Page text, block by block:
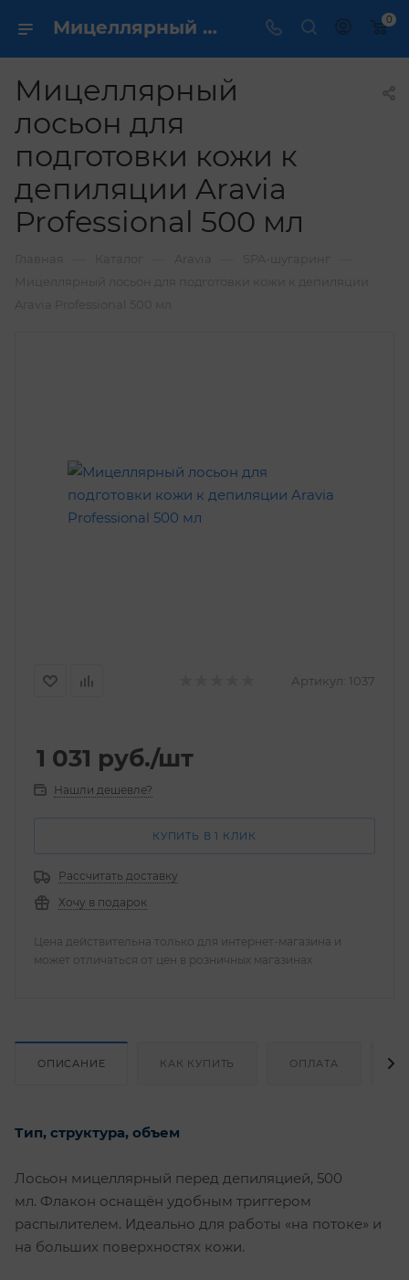
Мицеллярный лосьон для подготовки кожи к депиляции Aravia Professional 500 мл купить по выгодной цене в интернет магазине 0
Мицеллярный
лосьон для
подготовки кожи к
депиляции Aravia
Professional 500 мл
Артикул: 1037
1 031 руб./шт
Нашли дешевле?
КУПИТЬ В 1 КЛИК
Рассчитать доставку
Хочу в подарок
Цена действительна только для интернет-магазина и
может отличаться от цен в розничных магазинах
ОПИСАНИЕ КАК КУПИТЬ ОПЛАТА
Тип, структура, объем
Лосьон мицеллярный перед депиляцией, 500
мл. Флакон оснащён удобным триггером
распылителем. Идеально для работы «на потоке» и
на больших поверхностях кожи.